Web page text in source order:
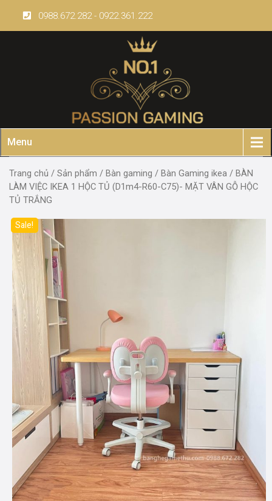
0988.672.282 - 0922.361.222
Menu
Trang chủ / Sản phẩm / Bàn gaming / Bàn Gaming ikea / BÀN
LÀM VIỆC IKEA 1 HỘC TỦ (D1m4-R60-C75)- MẶT VÂN GỖ HỘC
TỦ TRẮNG
Sale!